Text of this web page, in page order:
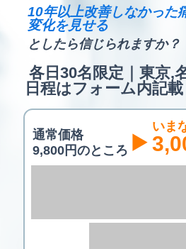
10年以上改善しなかった
変化を見せる
としたら信じられますか？
各日30名限定｜東京,
日程はフォーム内記
いま
通常価格
9,800円のところ ▶️